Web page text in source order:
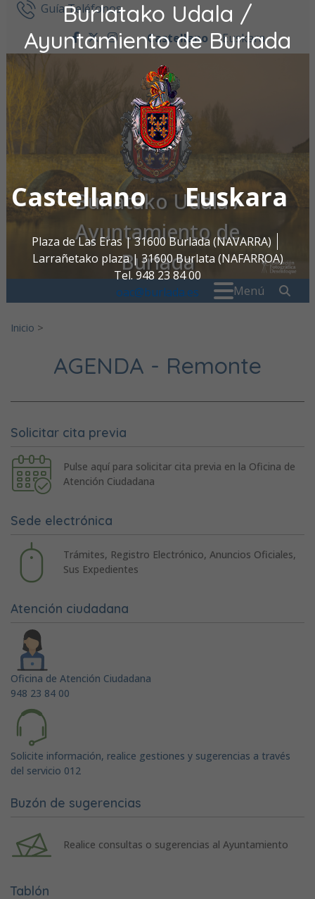
Burlatako Udala /
Ayuntamiento de Burlada
Castellano Euskara
Plaza de Las Eras | 31600 Burlada (NAVARRA)
Larrañetako plaza | 31600 Burlata (NAFARROA)
Tel. 948 23 84 00
oac@burlada.es
Ir al contenidoGuía Teléfonos
facebook
twitter
instagram
Castellano Euskara
Burlatako Udala /
Ayuntamiento de
Burlada
Menú
Inicio >
AGENDA - Remonte
Solicitar cita previa
Pulse aquí para solicitar cita previa en la Oficina de
Atención Ciudadana
Sede electrónica
Trámites, Registro Electrónico, Anuncios Oficiales,
Sus Expedientes
Atención ciudadana
Oficina de Atención Ciudadana
948 23 84 00
Solicite información, realice gestiones y sugerencias a través
del servicio 012
Buzón de sugerencias
Realice consultas o sugerencias al Ayuntamiento
Tablón